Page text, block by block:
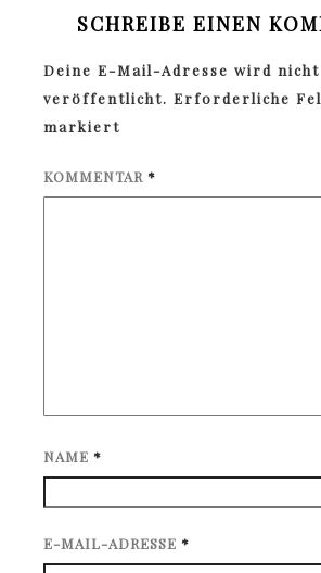
SCHREIBE EINEN
Deine E-Mail-Adresse wird nicht
veröffentlicht. Erforderliche
markiert
KOMMENTAR *
NAME *
E-MAIL-ADRESSE *